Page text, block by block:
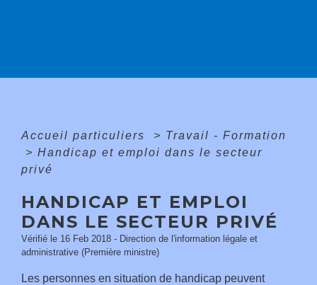
Accueil particuliers > Travail - Formation
> Handicap et emploi dans le secteur
privé
HANDICAP ET EMPLOI
DANS LE SECTEUR PRIVÉ
Vérifié le 16 Feb 2018 - Direction de l'information légale et
administrative (Première ministre)
Les personnes en situation de handicap peuvent